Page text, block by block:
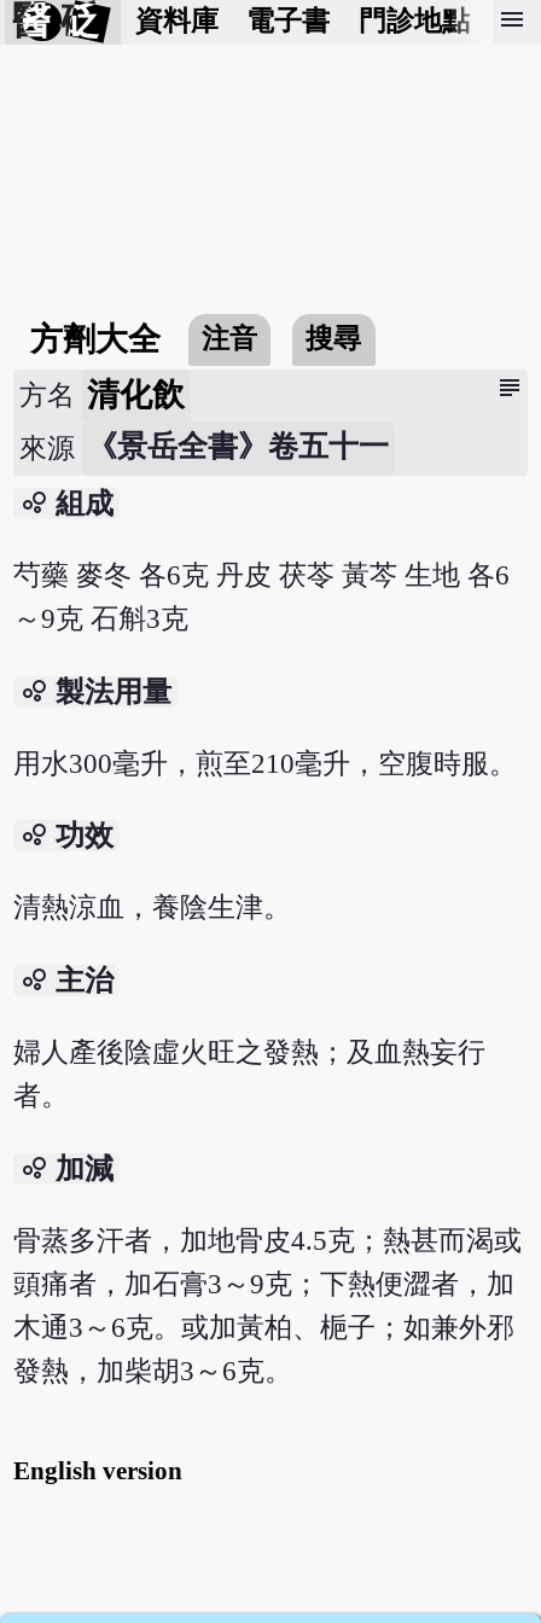
醫 砭 資料庫 電子書 門診地點 預
menu
方劑大全 注音 搜尋
subject
方名 清化飲
來源 《景岳全書》卷五十一
bubble_chart 組成
芍藥 麥冬 各6克 丹皮 茯苓 黃芩 生地 各6
～9克 石斛3克
bubble_chart 製法用量
用水300毫升，煎至210毫升，空腹時服。
bubble_chart 功效
清熱涼血，養陰生津。
bubble_chart 主治
婦人產後陰虛火旺之發熱；及血熱妄行
者。
bubble_chart 加減
骨蒸多汗者，加地骨皮4.5克；熱甚而渴或
頭痛者，加石膏3～9克；下熱便澀者，加
木通3～6克。或加黃柏、梔子；如兼外邪
發熱，加柴胡3～6克。
English version